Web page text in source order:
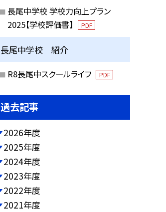
長尾中学校 学校力向上プラン
2025【学校評価書】
PDF
長尾中学校 紹介
R8長尾中スクールライフ PDF
過去記事
2026年度
2025年度
2024年度
2023年度
2022年度
2021年度